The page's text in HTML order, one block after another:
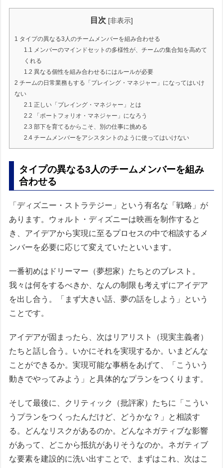
目次 [非表示]
1 タイプの異なる3人のチームメンバーを組み合わせる
1.1 メンバーのマインドセットの多様性が、チームの集合知を高めて
くれる
1.2 異なる個性を組み合わせるにはルールが必要
2 チームの日常業務もする「プレイング・マネジャー」になってはいけ
ない
2.1 正しい「プレイング・マネジャー」とは
2.2 「ポートフォリオ・マネジャー」になろう
2.3 部下を育てるからこそ、別の仕事に挑める
2.4チームメンバーをアシスタントのように使ってはいけない
タイプの異なる3人のチームメンバーを組み
合わせる
「ディズニー・ストラテジー」という有名な「戦略」が
あります。ウォルト・ディズニーは映画を制作すると
き、アイデアから実現に至るプロセスの中で相談するメ
ンバーを必要に応じて変えていたといいます。
一番初めはドリーマー（夢想家）たちとのブレスト。
我々は何をするべきか、なんの制限も考えずにアイデア
を出し合う。「まず大きい話、夢の話をしよう」という
ことです。
アイデアが固まったら、次はリアリスト（現実主義者）
たちと話し合う。いかにそれを実現するか。いまどんな
ことができるか。実現可能な事柄をあげて、「こういう
動きでやってみよう」と具体的なプランをつくります。
そして最後に、クリティック（批評家）たちに「こうい
うプランをつくったんだけど、どうかな？」と相談す
る。どんなリスクがあるのか。どんなネガティブな影響
があって、どこから抵抗がありそうなのか。ネガティブ
な要素を建設的に洗い出すことで、まずはこれ、次はこ